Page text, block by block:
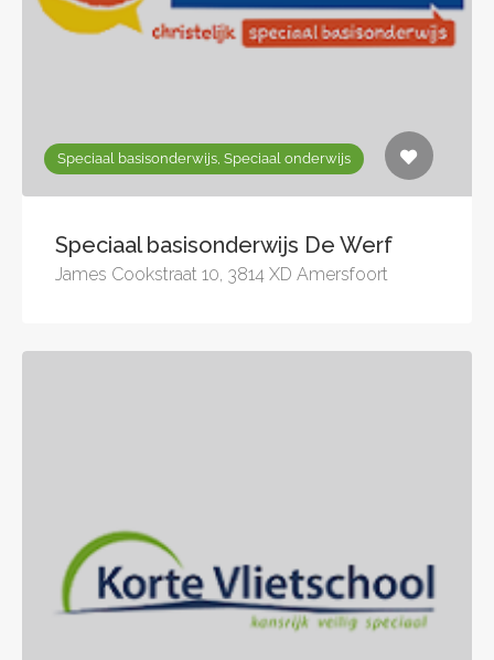
Speciaal basisonderwijs, Speciaal onderwijs
Speciaal basisonderwijs De Werf
James Cookstraat 10, 3814 XD Amersfoort